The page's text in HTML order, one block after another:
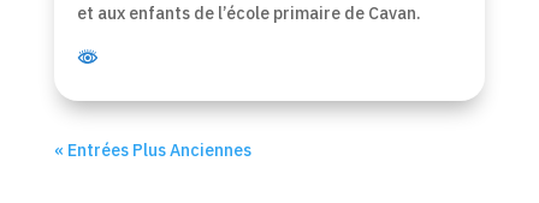
et aux enfants de l’école primaire de Cavan.
« Entrées Plus Anciennes